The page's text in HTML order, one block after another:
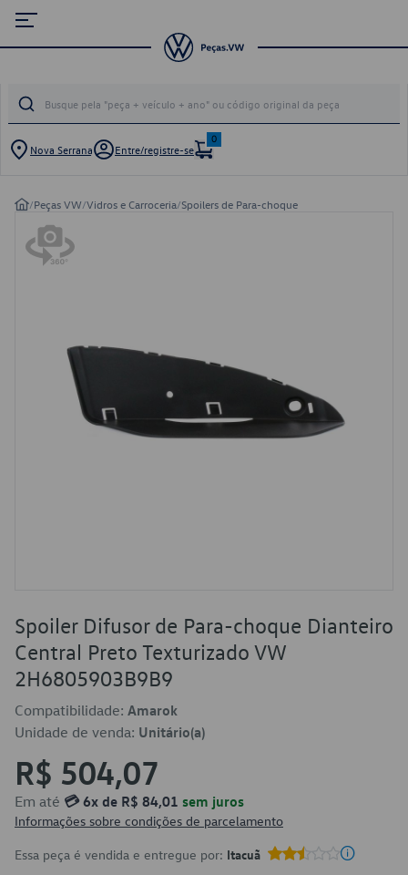
Nova Serrana Entre/registre-se
0
/Peças VW/Vidros e Carroceria/Spoilers de Para-choque
Spoiler Difusor de Para-choque Dianteiro
Central Preto Texturizado VW
2H6805903B9B9
Compatibilidade: Amarok
Unidade de venda: Unitário(a)
R$ 504,07
Em até 💳 6x de R$ 84,01 sem juros
Informações sobre condições de parcelamento
Essa peça é vendida e entregue por: Itacuã